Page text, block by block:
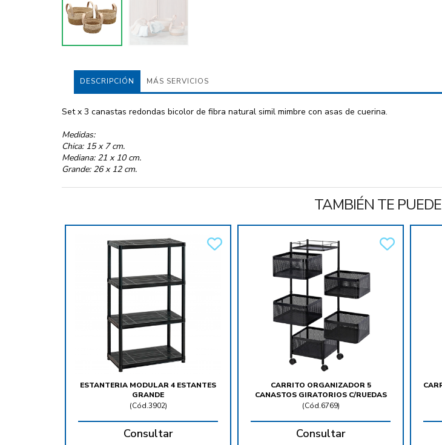
DESCRIPCIÓN MÁS SERVICIOS
Set x 3 canastas redondas bicolor de fibra natural simil mimbre con asas de cuerina.
Medidas:
Chica: 15 x 7 cm.
Mediana: 21 x 10 cm.
Grande: 26 x 12 cm.
TAMBIÉN TE
ESTANTERIA MODULAR 4 ESTANTES
GRANDE
(Cód.3902)
Consultar
CARRITO ORGANIZADOR 5
CANASTOS GIRATORIOS C/RUEDAS
(Cód.6769)
Consultar